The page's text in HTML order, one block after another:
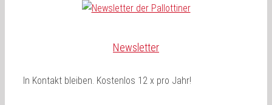
Newsletter
In Kontakt bleiben. Kostenlos 12 x pro Jahr!